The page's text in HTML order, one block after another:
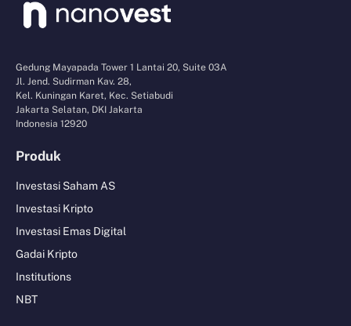
Gedung Mayapada Tower 1 Lantai 20, Suite 03A
Jl. Jend. Sudirman Kav. 28,
Kel. Kuningan Karet, Kec. Setiabudi
Jakarta Selatan, DKI Jakarta
Indonesia 12920
Produk
Investasi Saham AS
Investasi Kripto
Investasi Emas Digital
Gadai Kripto
Institutions
NBT